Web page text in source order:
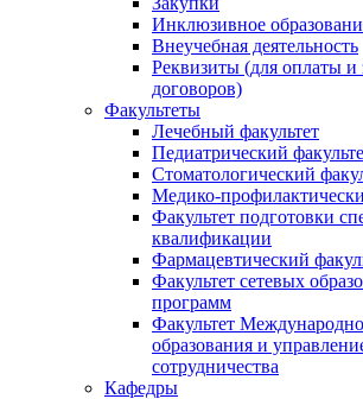
Инклюзивное
Внеучебная деятельность
Реквизиты (для оплаты и
договоров)
Факультеты
Лечебный факультет
Педиатрический
Стоматологический
Медико-
Факультет подготовки
квалификации
Фармацевтический
Факультет сетевых
программ
Факультет
образования и
сотрудничества
Кафедры